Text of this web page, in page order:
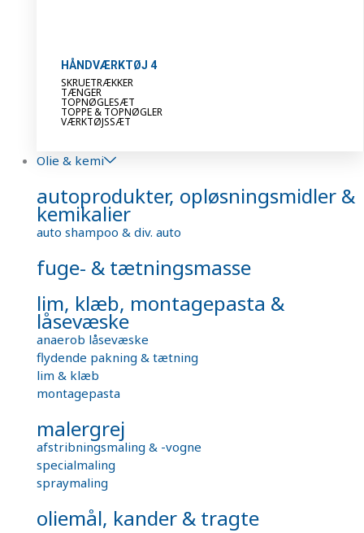
HÅNDVÆRKTØJ 4
SKRUETRÆKKER
TÆNGER
TOPNØGLESÆT
TOPPE & TOPNØGLER
VÆRKTØJSSÆT
Olie & kemi
autoprodukter, opløsningsmidler &
kemikalier
auto shampoo & div. auto
fuge- & tætningsmasse
lim, klæb, montagepasta &
låsevæske
anaerob låsevæske
flydende pakning & tætning
lim & klæb
montagepasta
malergrej
afstribningsmaling & -vogne
specialmaling
spraymaling
oliemål, kander & tragte